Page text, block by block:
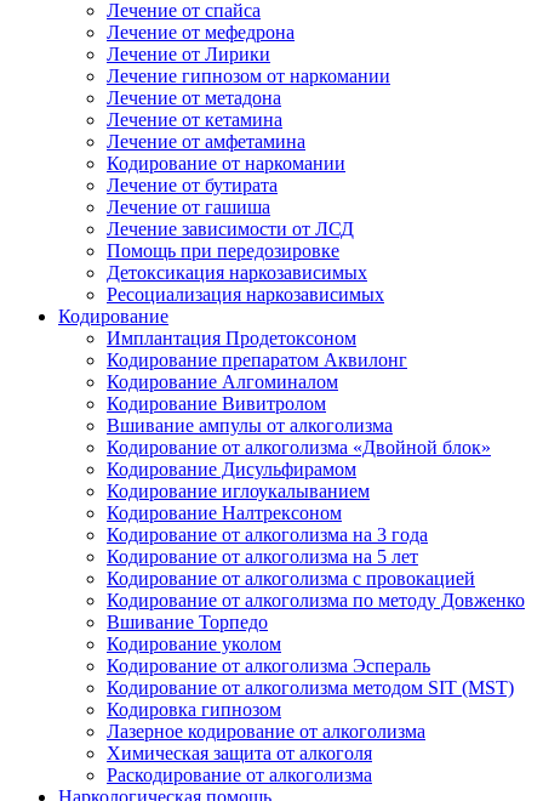
Лечение от спайса
Лечение от мефедрона
Лечение от Лирики
Лечение гипнозом от наркомании
Лечение от метадона
Лечение от кетамина
Лечение от амфетамина
Кодирование от наркомании
Лечение от бутирата
Лечение от гашиша
Лечение зависимости от ЛСД
Помощь при передозировке
Детоксикация наркозависимых
Ресоциализация наркозависимых
Кодирование
Имплантация Продетоксоном
Кодирование препаратом Аквилонг
Кодирование Алгоминалом
Кодирование Вивитролом
Вшивание ампулы от алкоголизма
Кодирование от алкоголизма «Двойной блок»
Кодирование Дисульфирамом
Кодирование иглоукалыванием
Кодирование Налтрексоном
Кодирование от алкоголизма на 3 года
Кодирование от алкоголизма на 5 лет
Кодирование от алкоголизма с провокацией
Кодирование от алкоголизма по методу Довженко
Вшивание Торпедо
Кодирование уколом
Кодирование от алкоголизма Эспераль
Кодирование от алкоголизма методом SIT (MST)
Кодировка гипнозом
Лазерное кодирование от алкоголизма
Химическая защита от алкоголя
Раскодирование от алкоголизма
Наркологическая помощь